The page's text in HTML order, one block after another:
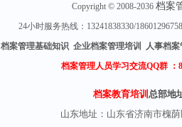
Copyright © 2008-2036 档案
24小时服务热线：13241838330/
档案管理基础知识 企业档案管理培训 人事档
档案管理人员学习交流QQ群 ：
档案教育培训总部地
山东地址： 山东省济南市槐